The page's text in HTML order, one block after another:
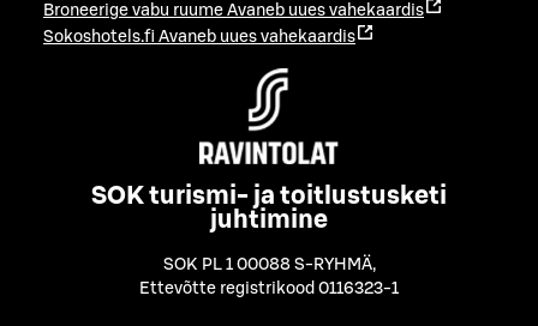
Broneerige vabu ruume Avaneb uues vahekaardis
Sokoshotels.fi Avaneb uues vahekaardis
SOK turismi- ja toitlustusketi
juhtimine
SOK PL 1 00088 S-RYHMÄ,
Ettevõtte registrikood 0116323-1